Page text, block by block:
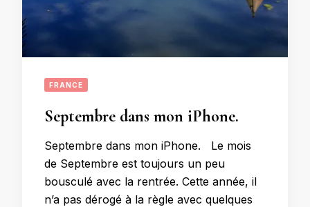
FRANCE
Septembre dans mon iPhone.
Septembre dans mon iPhone. Le mois
de Septembre est toujours un peu
bousculé avec la rentrée. Cette année, il
n’a pas dérogé à la règle avec quelques